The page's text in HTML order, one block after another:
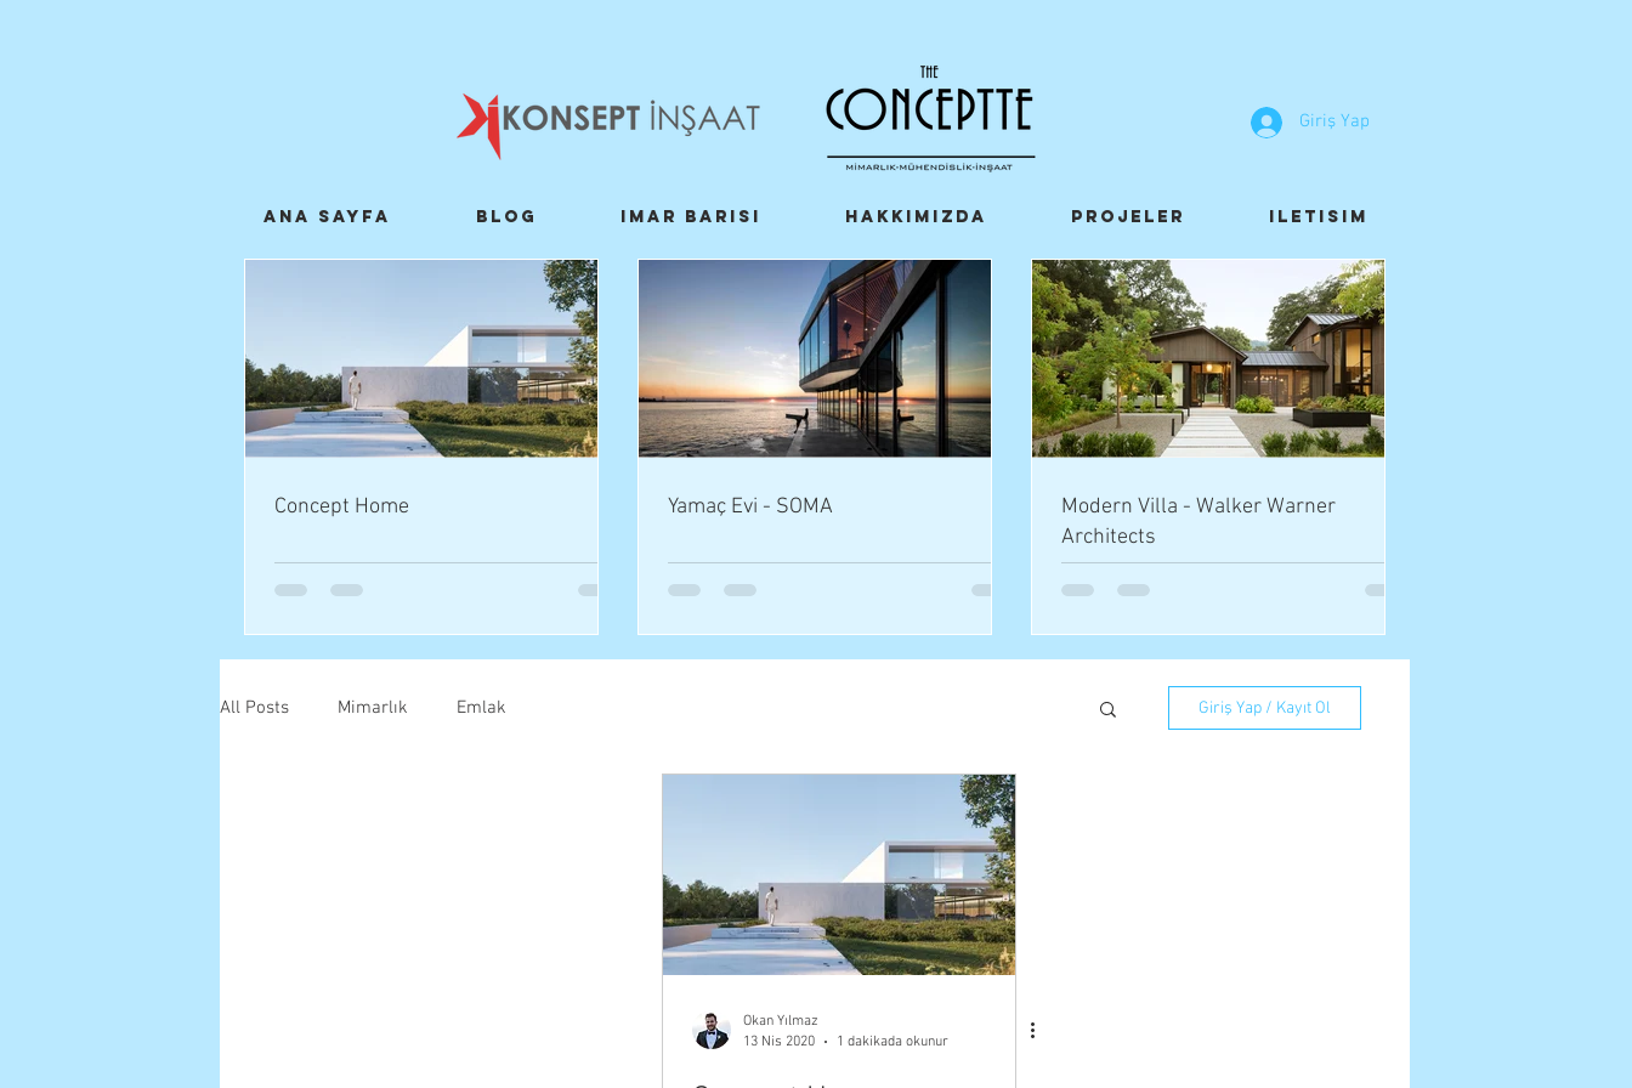
Giriş Yap
Concept Home Yamaç Evi - SOMA
Modern Villa - Walker Warner
Architects
All Posts Mimarlık Emlak Giriş Yap / Kayıt Ol
Okan Yılmaz
13 Nis 2020
1 dakikada okunur
Ana Sayfa Blog Imar Barısı Hakkımızda Projeler Iletisim